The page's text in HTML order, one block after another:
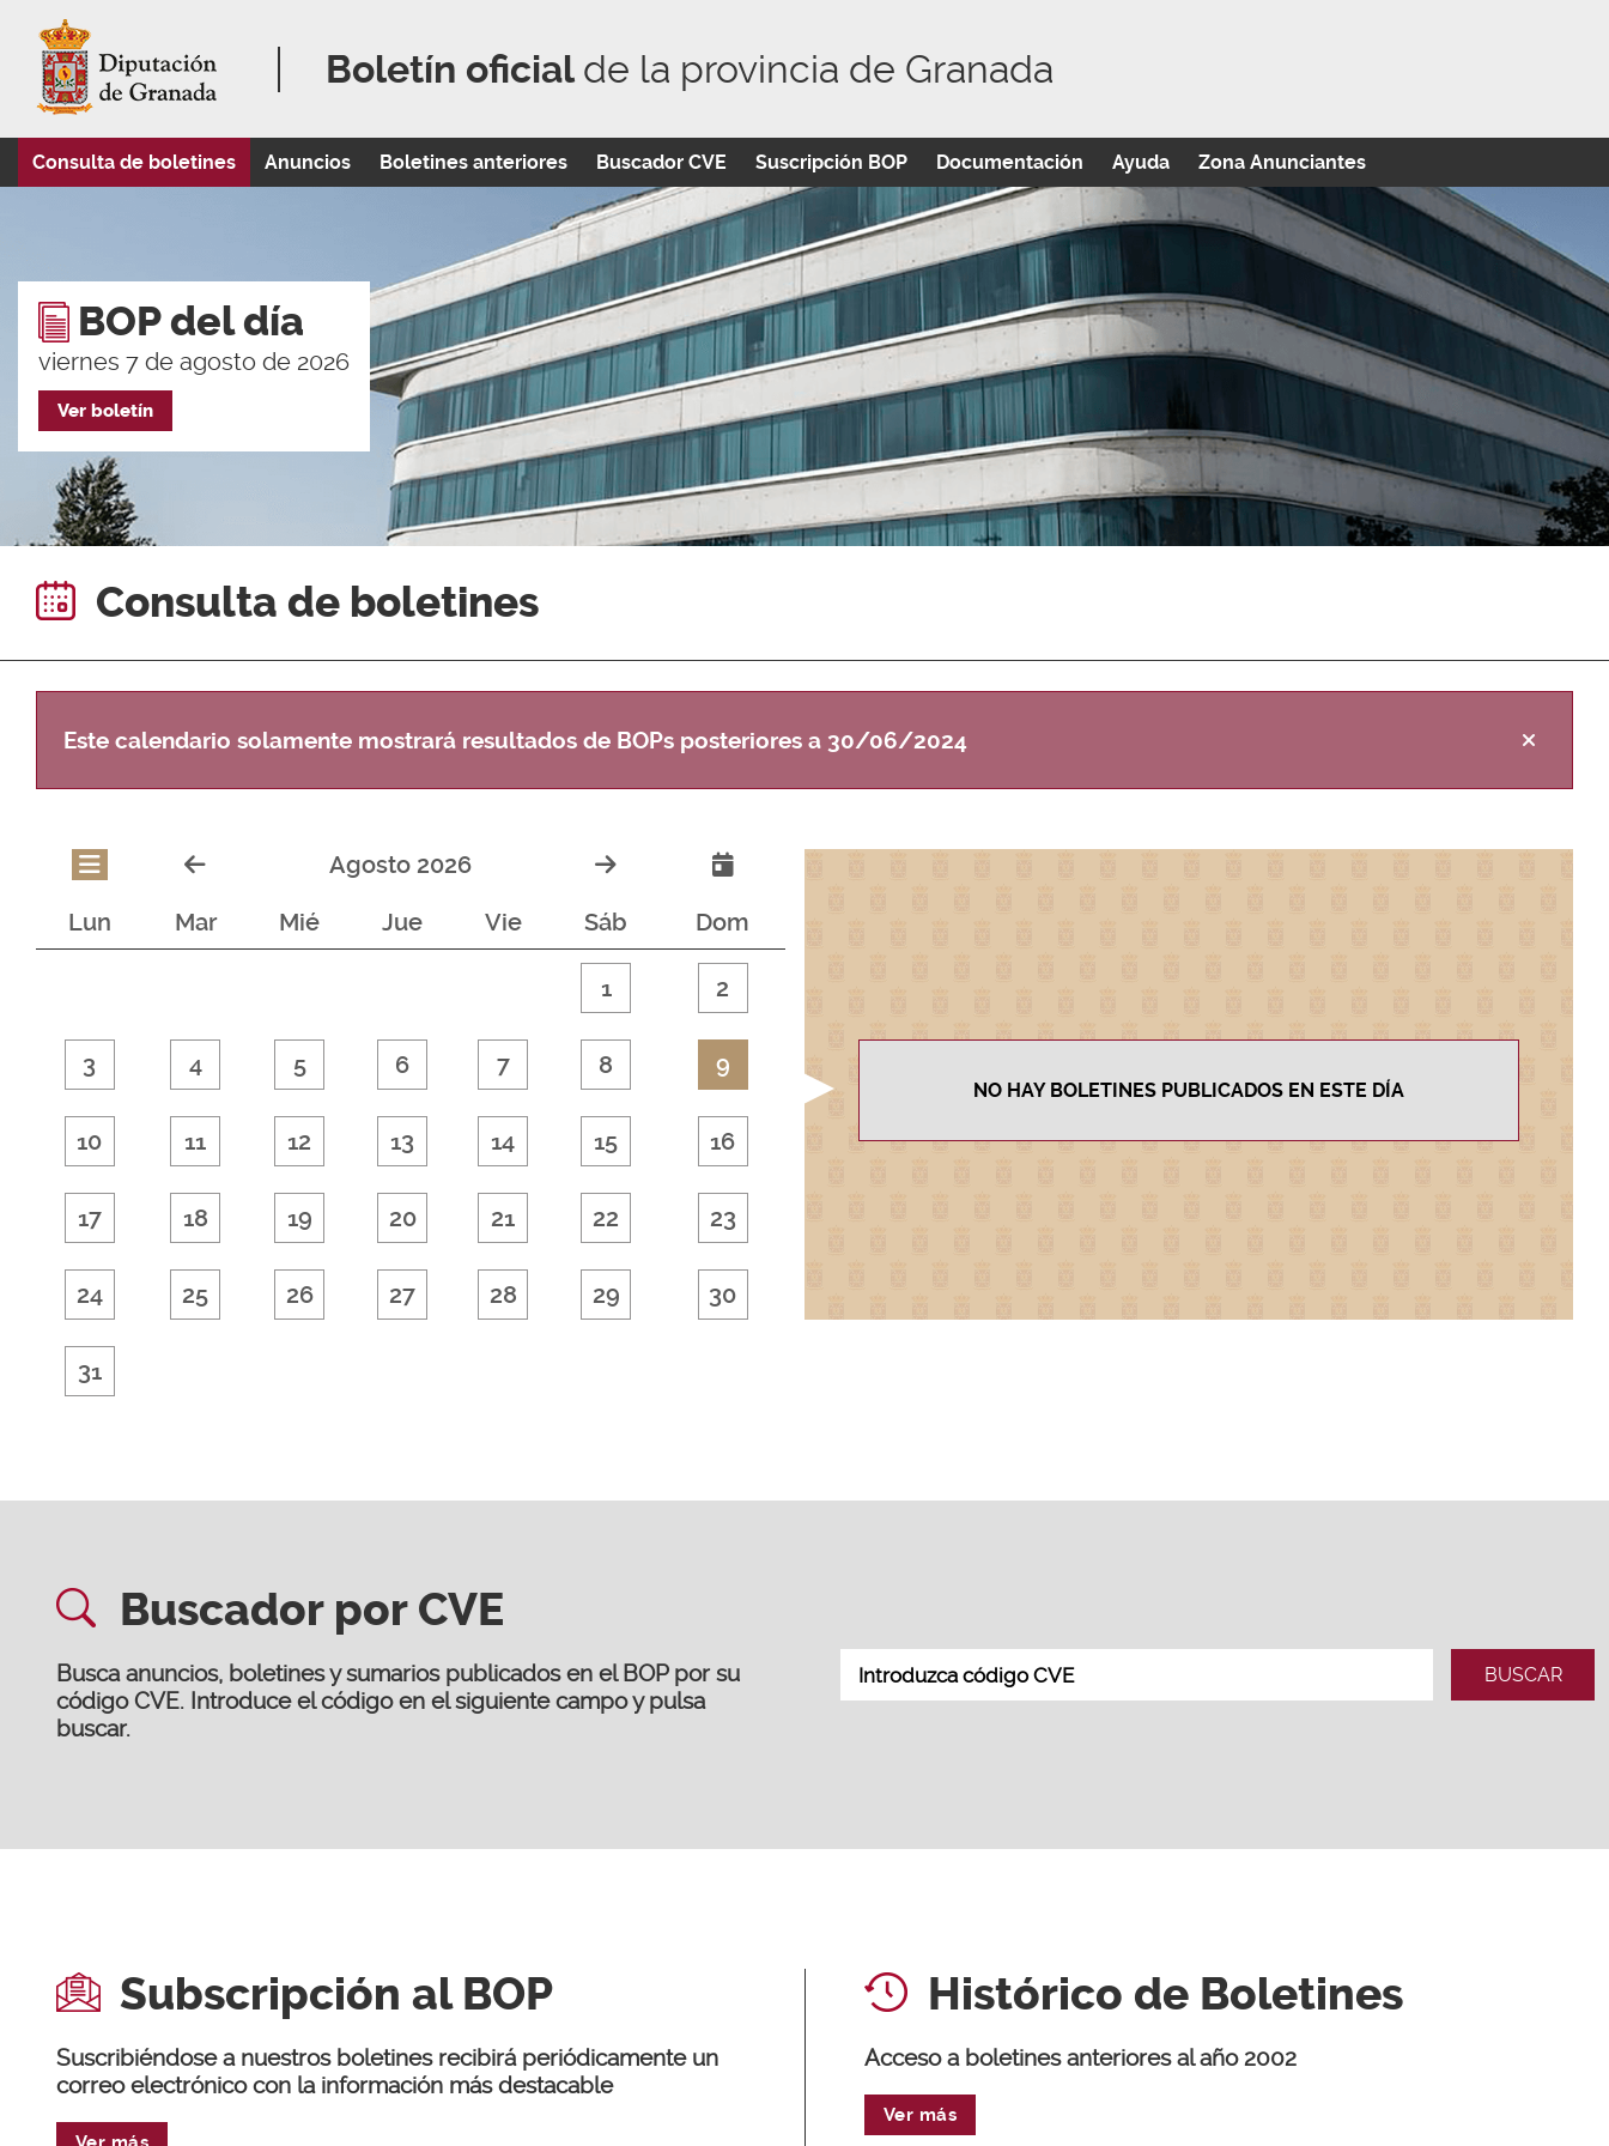
Boletín oficialde la provincia de Granada
Consulta de boletines Anuncios Boletines anteriores Buscador CVE Suscripción BOP Documentación Ayuda Zona Anunciantes
BOP del día
viernes 7 de agosto de 2026
Ver boletín
Consulta de boletines
Este calendario solamente mostrará resultados de BOPs posteriores a 30/06/2024
Agosto 2026
Lun
Mar Mié Jue Vie Sáb Dom
1 2
3 4 5 6 7 8 9
10 11 12 13 14 15 16
17 18 19 20 21 22 23
24 25 26 27 28 29 30
31
Buscador por CVE
Busca anuncios, boletines y sumarios publicados en el BOP por su
código CVE. Introduce el código en el siguiente campo y pulsa
buscar.
Subscripción al BOP
Suscribiéndose a nuestros boletines recibirá periódicamente un
correo electrónico con la información más destacable
Histórico de Boletines
Acceso a boletines anteriores al año 2002
Ver más